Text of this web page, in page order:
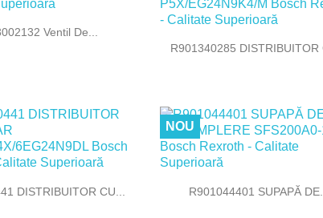
rapida
Ventil De...
 Vizualizare rapida
R901340285 DISTRIBUITOR
rapida
DISTRIBUITOR CU...  Vizualizare rapida
R901044401 SUPAPĂ DE...
NOU